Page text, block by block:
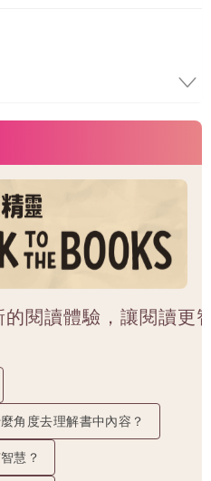
閱讀體驗，讓閱讀更
角度去理解書中內容？
慧？